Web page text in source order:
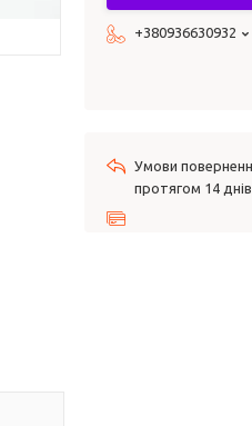
+380936630932
протягом 14 днів